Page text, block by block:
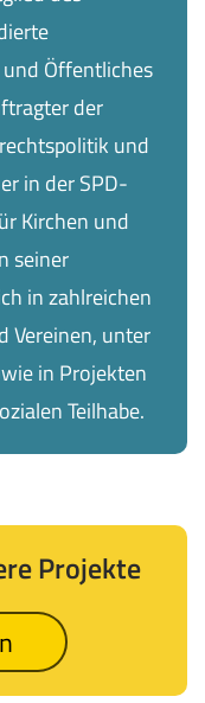
Öffentliches
der
und
in der SPD-
Kirchen und
seiner
in zahlreichen
Vereinen, unter
in Projekten
Teilhabe.
Projekte